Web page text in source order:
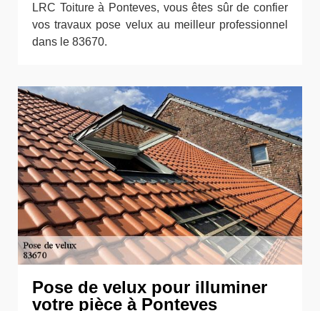
LRC Toiture à Ponteves, vous êtes sûr de confier
vos travaux pose velux au meilleur professionnel
dans le 83670.
Pose de velux pour illuminer
votre pièce à Ponteves